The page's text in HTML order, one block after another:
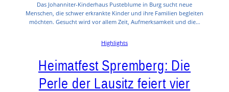
Das Johanniter-Kinderhaus Pusteblume in Burg sucht neue
Menschen, die schwer erkrankte Kinder und ihre Familien begleiten
möchten. Gesucht wird vor allem Zeit, Aufmerksamkeit und die…
Highlights
Heimatfest Spremberg: Die
Perle der Lausitz feiert vier